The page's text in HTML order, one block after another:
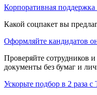
Корпоративная поддержка
Какой соцпакет вы
Оформляйте кандидатов
Проверяйте сотрудников
документы без бумаг и
Ускорьте подбор в 2 раза с